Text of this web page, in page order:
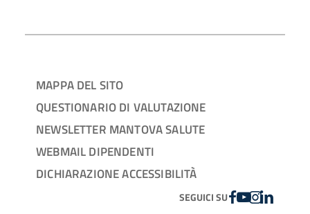
MAPPA DEL SITO
QUESTIONARIO DI VALUTAZIONE
NEWSLETTER MANTOVA SALUTE
WEBMAIL DIPENDENTI
DICHIARAZIONE ACCESSIBILITÀ
SEGUICI SUFACEBOOK
YOUTUBE
INSTAGRAM
LINKEDIN